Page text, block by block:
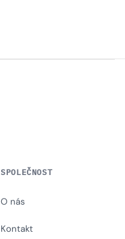
SPOLEČNOST
O nás
Kontakt